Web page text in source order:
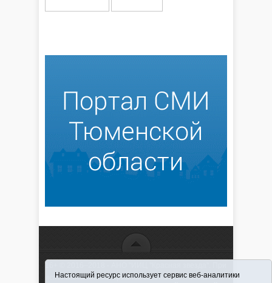
использовании материалов ссылка обязательна
Настоящий ресурс использует сервис веб-аналитики